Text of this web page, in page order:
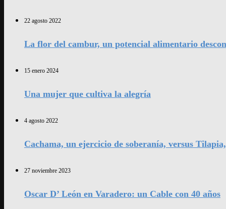
22 agosto 2022
La flor del cambur, un potencial alimentario
15 enero 2024
Una mujer que cultiva la alegría
4 agosto 2022
Cachama, un ejercicio de soberanía, versus
27 noviembre 2023
Oscar D’ León en Varadero: un Cable con 40 años